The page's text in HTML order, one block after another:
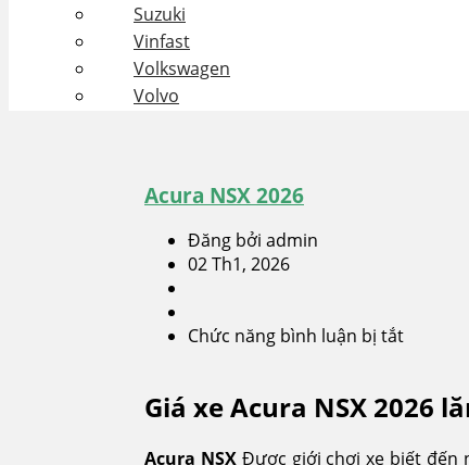
Suzuki
Vinfast
Volkswagen
Volvo
Acura NSX 2026
Đăng bởi admin
02 Th1, 2026
Chức năng bình luận bị tắt
2026
Giá xe Acura NSX 2026
Acura NSXĐược giới chơi xe biết đến